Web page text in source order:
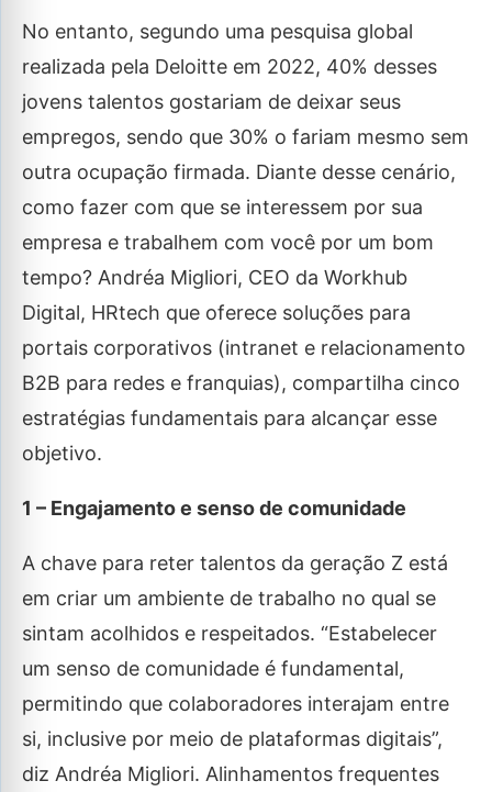
No entanto, segundo uma pesquisa global
realizada pela Deloitte em 2022, 40% desses
jovens talentos gostariam de deixar seus
empregos, sendo que 30% o fariam mesmo sem
outra ocupação firmada. Diante desse cenário,
como fazer com que se interessem por sua
empresa e trabalhem com você por um bom
tempo? Andréa Migliori, CEO da Workhub
Digital, HRtech que oferece soluções para
portais corporativos (intranet e relacionamento
B2B para redes e franquias), compartilha cinco
estratégias fundamentais para alcançar esse
objetivo.
1 – Engajamento e senso de comunidade
A chave para reter talentos da geração Z está
em criar um ambiente de trabalho no qual se
sintam acolhidos e respeitados. “Estabelecer
um senso de comunidade é fundamental,
permitindo que colaboradores interajam entre
si, inclusive por meio de plataformas digitais”,
diz Andréa Migliori. Alinhamentos frequentes